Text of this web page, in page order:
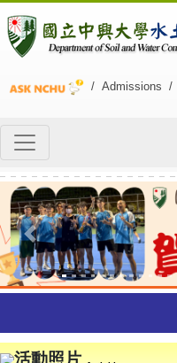
/ Admissions /
Previous
活動照片